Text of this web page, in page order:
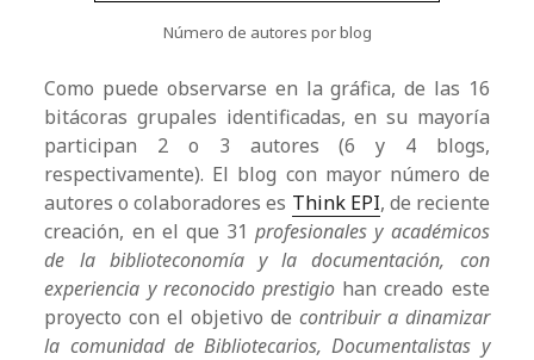
Número de autores por blog
Como puede observarse en la gráfica, de las 16
bitácoras grupales identificadas, en su mayoría
participan 2 o 3 autores (6 y 4 blogs,
respectivamente). El blog con mayor número de
autores o colaboradores es Think EPI, de reciente
creación, en el que 31profesionales y académicos
de la biblioteconomía y la documentación, con
experiencia y reconocido prestigio han creado este
proyecto con el objetivo de contribuir a dinamizar
la comunidad de Bibliotecarios, Documentalistas y